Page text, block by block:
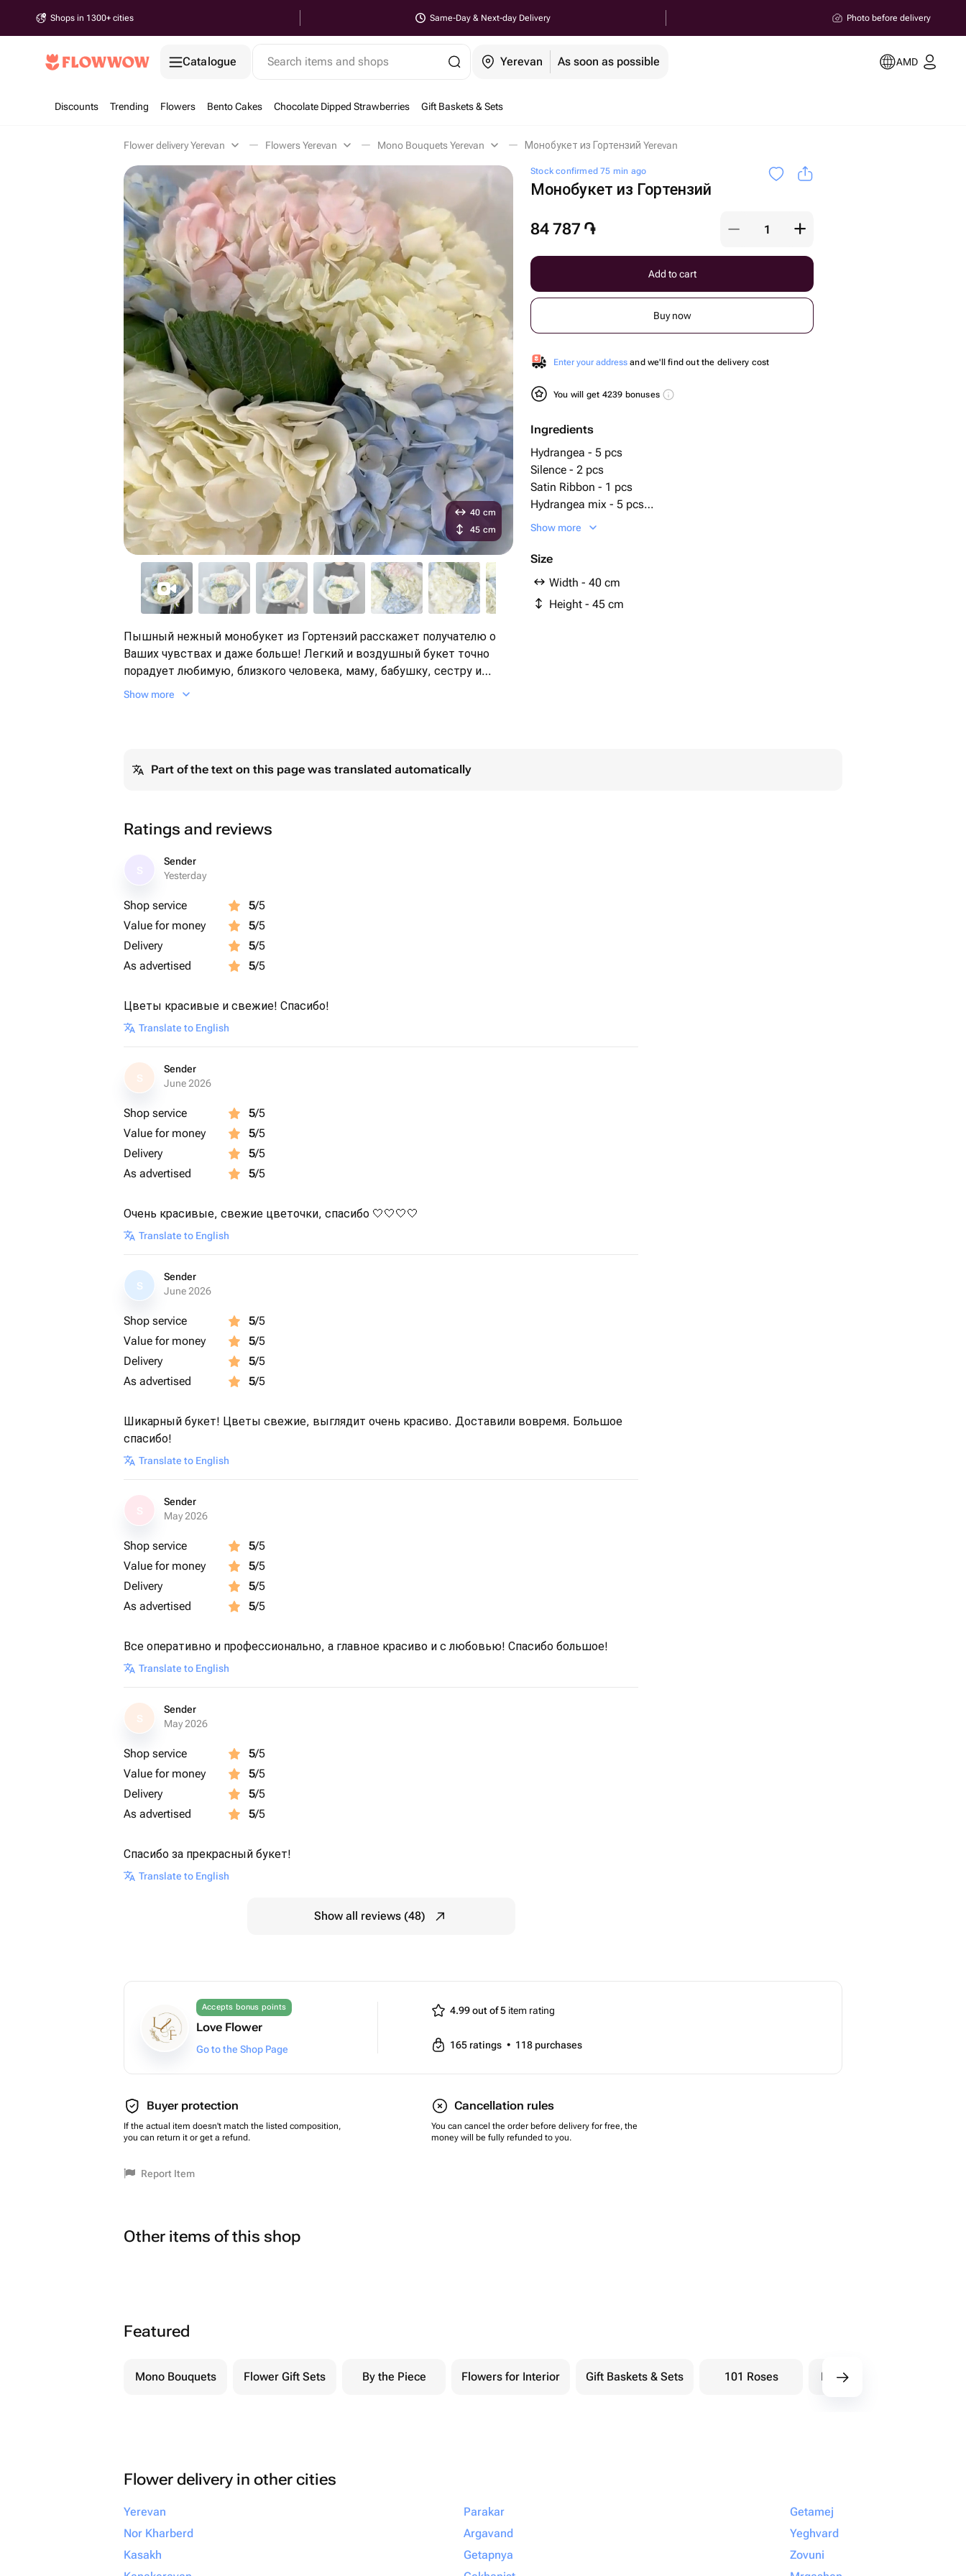
Shops in 1300+ cities Same-Day & Next-day Delivery Photo before delivery
Catalogue Search items and shops Yerevan As soon as possible AMD
Discounts Trending Flowers Bento Cakes Chocolate Dipped Strawberries Gift Baskets & Sets
Flower delivery Yerevan Flowers Yerevan Mono Bouquets Yerevan Монобукет из Гортензий Yerevan
Stock confirmed 75 min ago
Монобукет из Гортензий
84 787 ֏
Add to cart
Buy now
Enter your address and we'll find out the delivery cost
You will get 4239 bonuses
Ingredients
Hydrangea - 5 pcs
Silence - 2 pcs
Satin Ribbon - 1 pcs
Hydrangea mix - 5 pcs
Designer packaging - 2 pcs
Show more
Size
Width - 40 cm
Height - 45 cm
40 cm
45 cm
Пышный нежный монобукет из Гортензий расскажет получателю о
Ваших чувствах и даже больше! Легкий и воздушный букет точно
порадует любимую, близкого человека, маму, бабушку, сестру и
поднимет настроение!
Show more
Part of the text on this page was translated automatically
Ratings and reviews
Sender
Yesterday
Shop service 5/5
Value for money
5/5
Delivery
5/5
As advertised
5/5
Цветы красивые и свежие! Спасибо!
Translate to English
S
Sender
June 2026
Shop service 5/5
Value for money
5/5
Delivery
5/5
As advertised
5/5
Очень красивые, свежие цветочки, спасибо 🤍🤍🤍🤍
Translate to English
S
Sender
June 2026
Shop service 5/5
Value for money
5/5
Delivery
5/5
As advertised
5/5
Шикарный букет! Цветы свежие, выглядит очень красиво. Доставили вовремя. Большое
спасибо!
Translate to English
Sender
May 2026
Shop service 5/5
Value for money
5/5
Delivery
5/5
As advertised
5/5
Все оперативно и профессионально, а главное красиво и с любовью! Спасибо большое!
Translate to English
S
Sender
May 2026
Shop service 5/5
Value for money
5/5
Delivery
5/5
As advertised
5/5
Спасибо за прекрасный букет!
Translate to English
Show all reviews (48)
Accepts bonus points
Love Flower
Go to the Shop Page
4.99 out of 5 item rating
165 ratings • 118 purchases
Buyer protection
If the actual item doesn't match the listed composition,
you can return it or get a refund.
Cancellation rules
You can cancel the order before delivery for free, the
money will be fully refunded to you.
Report Item
Other items of this shop
Featured
Mono Bouquets Flower Gift Sets By the Piece Flowers for Interior Gift Baskets & Sets 101 Roses Bouquets berry
Flower delivery in other cities
Yerevan
Nor Kharberd
Kasakh
Parakar
Argavand
Getapnya
Getamej
Yeghvard
Zovuni